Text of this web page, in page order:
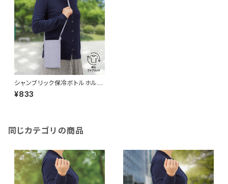
シャンブリック保冷ボトルホルダ
ーサコッシュ MG
¥833
同じカテゴリの商品